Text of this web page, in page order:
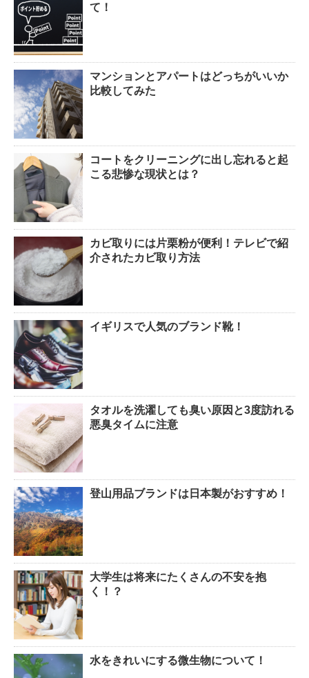
て！
マンションとアパートはどっちがいいか
比較してみた
コートをクリーニングに出し忘れると起
こる悲惨な現状とは？
カビ取りには片栗粉が便利！テレビで紹
介されたカビ取り方法
イギリスで人気のブランド靴！
タオルを洗濯しても臭い原因と3度訪れる
悪臭タイムに注意
登山用品ブランドは日本製がおすすめ！
大学生は将来にたくさんの不安を抱
く！？
水をきれいにする微生物について！